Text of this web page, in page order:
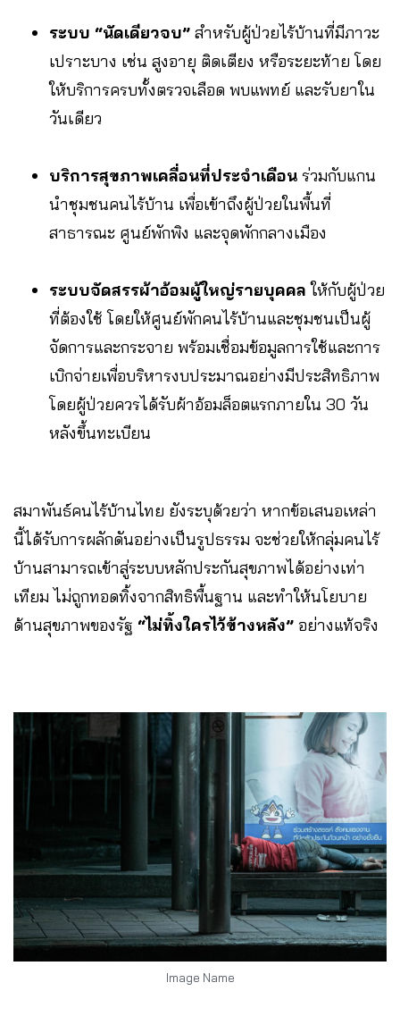
ระบบ “นัดเดียวจบ” สำหรับผู้ป่วยไร้บ้านที่มีภาวะ
เปราะบาง เช่น สูงอายุ ติดเตียง หรือระยะท้าย โดย
ให้บริการครบทั้งตรวจเลือด พบแพทย์ และรับยาใน
วันเดียว
บริการสุขภาพเคลื่อนที่ประจำเดือน ร่วมกับแกน
นำชุมชนคนไร้บ้าน เพื่อเข้าถึงผู้ป่วยในพื้นที่
สาธารณะ ศูนย์พักพิง และจุดพักกลางเมือง
ระบบจัดสรรผ้าอ้อมผู้ใหญ่รายบุคคล ให้กับผู้ป่วย
ที่ต้องใช้ โดยให้ศูนย์พักคนไร้บ้านและชุมชนเป็นผู้
จัดการและกระจาย พร้อมเชื่อมข้อมูลการใช้และการ
เบิกจ่ายเพื่อบริหารงบประมาณอย่างมีประสิทธิภาพ
โดยผู้ป่วยควรได้รับผ้าอ้อมล็อตแรกภายใน 30 วัน
หลังขึ้นทะเบียน
สมาพันธ์คนไร้บ้านไทย ยังระบุด้วยว่า หากข้อเสนอเหล่า
นี้ได้รับการผลักดันอย่างเป็นรูปธรรม จะช่วยให้กลุ่มคนไร้
บ้านสามารถเข้าสู่ระบบหลักประกันสุขภาพได้อย่างเท่า
เทียม ไม่ถูกทอดทิ้งจากสิทธิพื้นฐาน และทำให้นโยบาย
ด้านสุขภาพของรัฐ “ไม่ทิ้งใครไว้ข้างหลัง” อย่างแท้จริง
Image Name